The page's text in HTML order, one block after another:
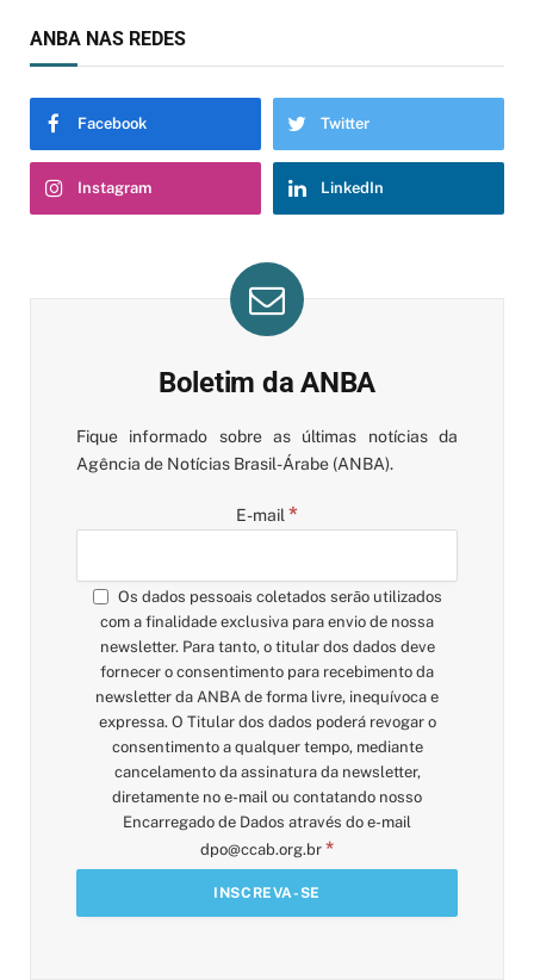
ANBA NAS REDES
Facebook Twitter
Instagram LinkedIn
Boletim da ANBA
Fique informado sobre as últimas notícias da
Agência de Notícias Brasil-Árabe (ANBA).
E-mail *
Os dados pessoais coletados serão utilizados
com a finalidade exclusiva para envio de nossa
newsletter. Para tanto, o titular dos dados deve
fornecer o consentimento para recebimento da
newsletter da ANBA de forma livre, inequívoca e
expressa. O Titular dos dados poderá revogar o
consentimento a qualquer tempo, mediante
cancelamento da assinatura da newsletter,
diretamente no e-mail ou contatando nosso
Encarregado de Dados através do e-mail
dpo@ccab.org.br *